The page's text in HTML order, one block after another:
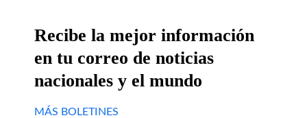
Recibe la mejor información
en tu correo de noticias
nacionales y el mundo
MÁS BOLETINES